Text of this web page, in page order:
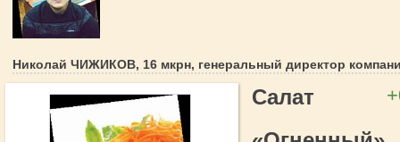
Николай ЧИЖИКОВ, 16 мкрн, генеральный директор
Салат